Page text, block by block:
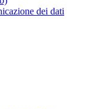
dei dati